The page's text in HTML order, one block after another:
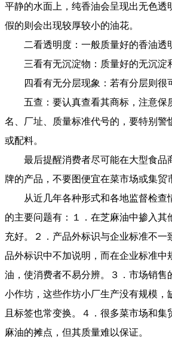
平静的水面上，纯香油会呈现出无色透
假的则会出现较厚较小的油花。
二看透明度：一般质量好的香油透
三看有无沉淀物：质量好的无沉淀
四看有无分层现象：若有分层则很
五查：要认真查看其商标，注意保
名、厂址、质量标准代号的，要特别警
或配料。
最后提醒消费者尽可能在大型食品
牌的产品，不要图便宜在菜市场或集贸
从近几年各种形式和各地监督检查
的主要问题有：１．在芝麻油中掺入其
充好。２．产品外标识与企业标准不一
品外标识中不加说明，而在企业标准中
油，使消费者不易分辨。３．市场销售
小作坊，这些作坊小厂生产没有规模，
且标签也常变换。４．很多菜市场和集
麻油的摊点，但其质量难以保证。